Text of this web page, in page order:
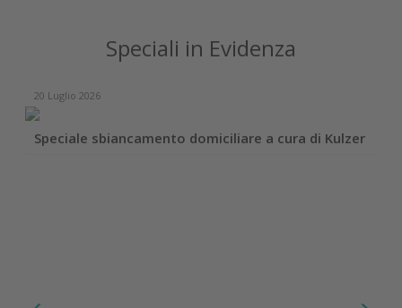
Speciali in Evidenza
20 Luglio 2026
Speciale sbiancamento domiciliare a cura di Kulzer